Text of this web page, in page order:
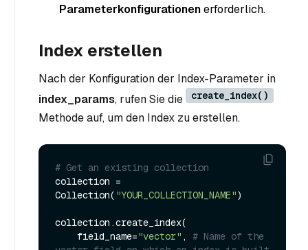
Parameterkonfigurationenerforderlich.
Index erstellen
Nach der Konfiguration der Index-Parameter in
index_params, rufen Sie die create_index()
Methode auf, um den Index zu erstellen.
# Get an existing collection
collection =
Collection( "YOUR_COLLECTION_NAME")
collection.create_index(
    field_name=
"vector" , # Name of the